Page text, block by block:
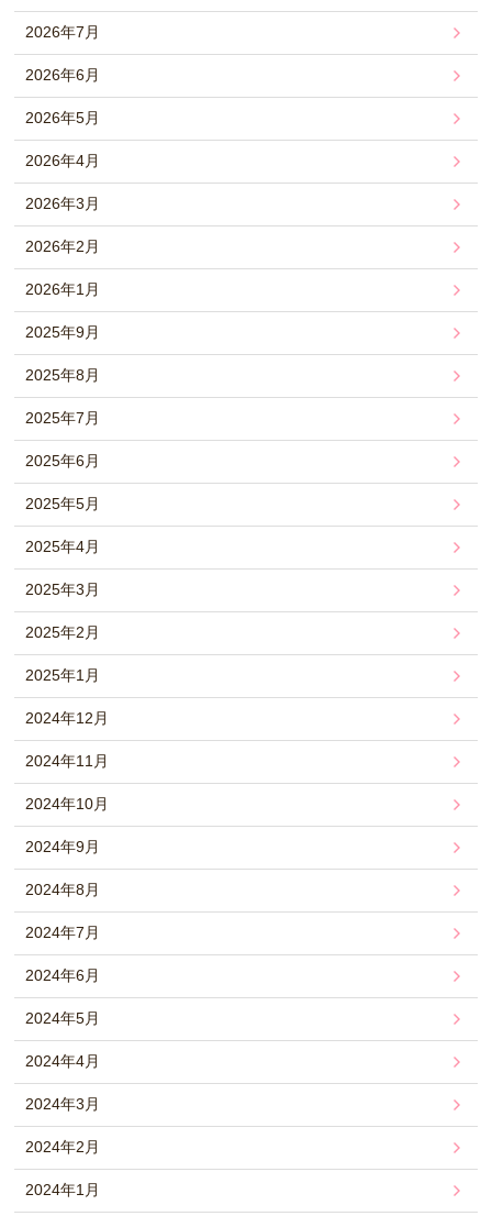
2026年7月
2026年6月
2026年5月
2026年4月
2026年3月
2026年2月
2026年1月
2025年9月
2025年8月
2025年7月
2025年6月
2025年5月
2025年4月
2025年3月
2025年2月
2025年1月
2024年12月
2024年11月
2024年10月
2024年9月
2024年8月
2024年7月
2024年6月
2024年5月
2024年4月
2024年3月
2024年2月
2024年1月